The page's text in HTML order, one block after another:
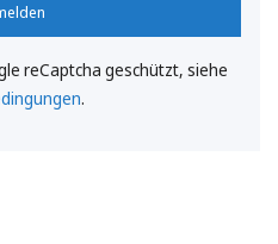
reCaptcha geschützt, siehe
.